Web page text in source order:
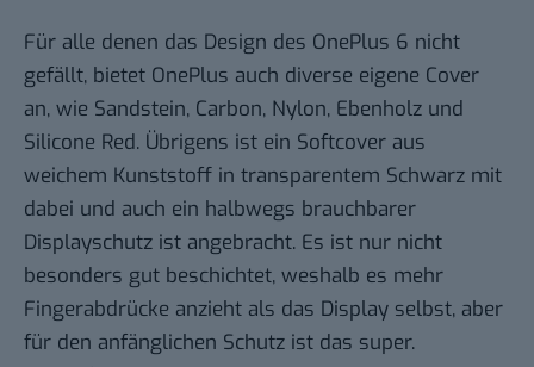
Für alle denen das Design des OnePlus 6 nicht
gefällt, bietet OnePlus auch diverse eigene Cover
an, wie Sandstein, Carbon, Nylon, Ebenholz und
Silicone Red. Übrigens ist ein Softcover aus
weichem Kunststoff in transparentem Schwarz mit
dabei und auch ein halbwegs brauchbarer
Displayschutz ist angebracht. Es ist nur nicht
besonders gut beschichtet, weshalb es mehr
Fingerabdrücke anzieht als das Display selbst, aber
für den anfänglichen Schutz ist das super.